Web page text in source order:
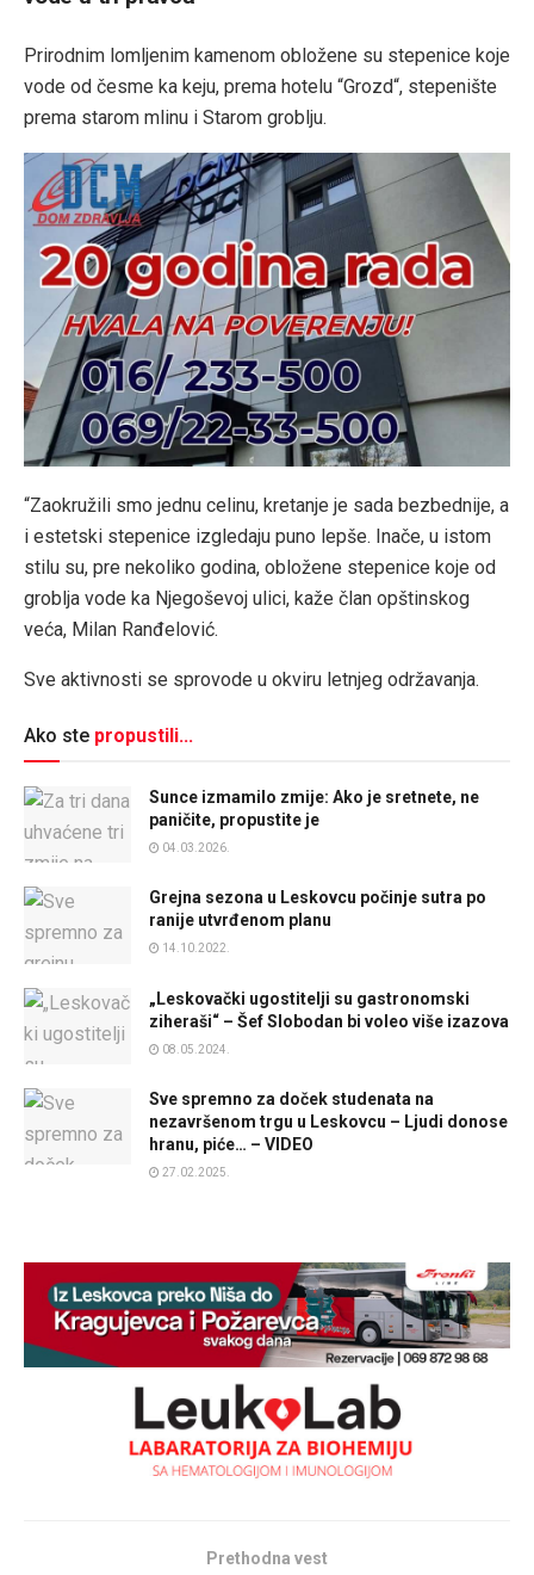
Prirodnim lomljenim kamenom obložene su stepenice koje
vode od česme ka keju, prema hotelu “Grozd“, stepenište
prema starom mlinu i Starom groblju.
“Zaokružili smo jednu celinu, kretanje je sada bezbednije, a
i estetski stepenice izgledaju puno lepše. Inače, u istom
stilu su, pre nekoliko godina, obložene stepenice koje od
groblja vode ka Njegoševoj ulici, kaže član opštinskog
veća, Milan Ranđelović.
Sve aktivnosti se sprovode u okviru letnjeg održavanja.
Ako ste propustili...
Sunce izmamilo zmije: Ako je sretnete, ne
paničite, propustite je
04.03.2026.
Grejna sezona u Leskovcu počinje sutra po
ranije utvrđenom planu
14.10.2022.
„Leskovački ugostitelji su gastronomski
ziheraši“ – Šef Slobodan bi voleo više izazova
08.05.2024.
Sve spremno za doček studenata na
nezavršenom trgu u Leskovcu – Ljudi donose
hranu, piće… – VIDEO
27.02.2025.
Prethodna vest